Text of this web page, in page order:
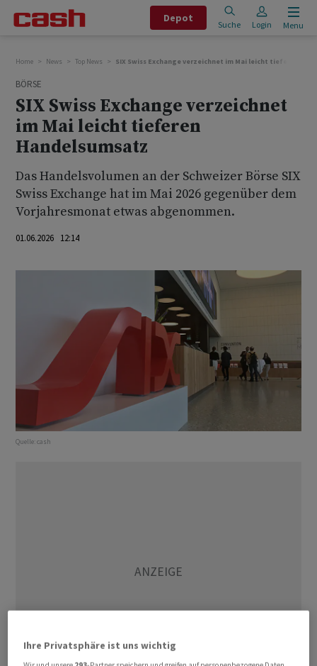
Depot
Suche Login Menu
Home News Top News SIX Swiss Exchange verzeichnet im Mai leicht tieferen
BÖRSE
SIX Swiss Exchange verzeichnet
im Mai leicht tieferen
Handelsumsatz
Das Handelsvolumen an der Schweizer Börse SIX
Swiss Exchange hat im Mai 2026 gegenüber dem
Vorjahresmonat etwas abgenommen.
01.06.2026 12:14
Quelle: cash
Ihre Privatsphäre ist uns wichtig